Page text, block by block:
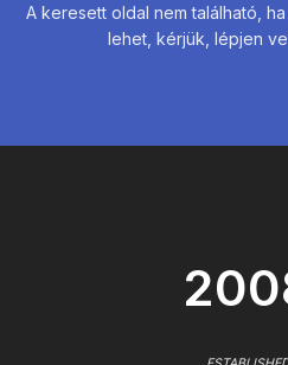
A keresett oldal nem található,
lehet, kérjük, lépjen